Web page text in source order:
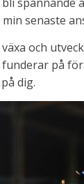
senaste
och
på
dig.